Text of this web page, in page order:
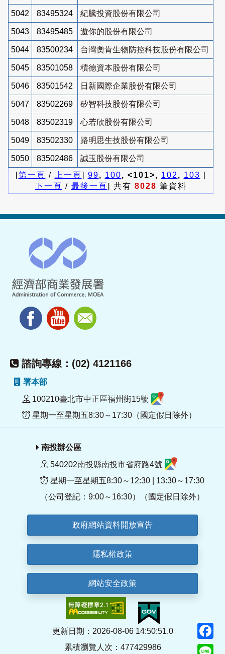
5042 83495324 紀騰投資股份有限公司
5043 83495485 遊你的股份有限公司
5044 83500234 台灣奧肯生物防控科技股份有限公司
5045 83501058 積德資本股份有限公司
5046 83501542 日新國際企業股份有限公司
5047 83502269 矽智科技股份有限公司
5048 83502319 心若欣股份有限公司
5049 83502330 路明思生技股份有限公司
5050 83502486
誠玉股份有限公司
[第一頁 / 上一頁] 99, 100, <101>, 102 , 103 [
下一頁 / 最後一頁] 共有 8028 筆資料
諮詢專線：(02) 4121166
署本部
100210臺北市中正區福州街15號
星期一至星期五8:30～17:30（國定假日除外）
南投辦公區
540202南投縣南投市省府路4號
星期一至星期五8:30～12:30 | 13:30～17:30
（公司登記：9:00～16:30）（國定假日除外）
政府網站資料開放宣告
隱私權政策
網站安全政策
更新日期：2026-08-06 14:50:51.0
累積瀏覽人次：477429986